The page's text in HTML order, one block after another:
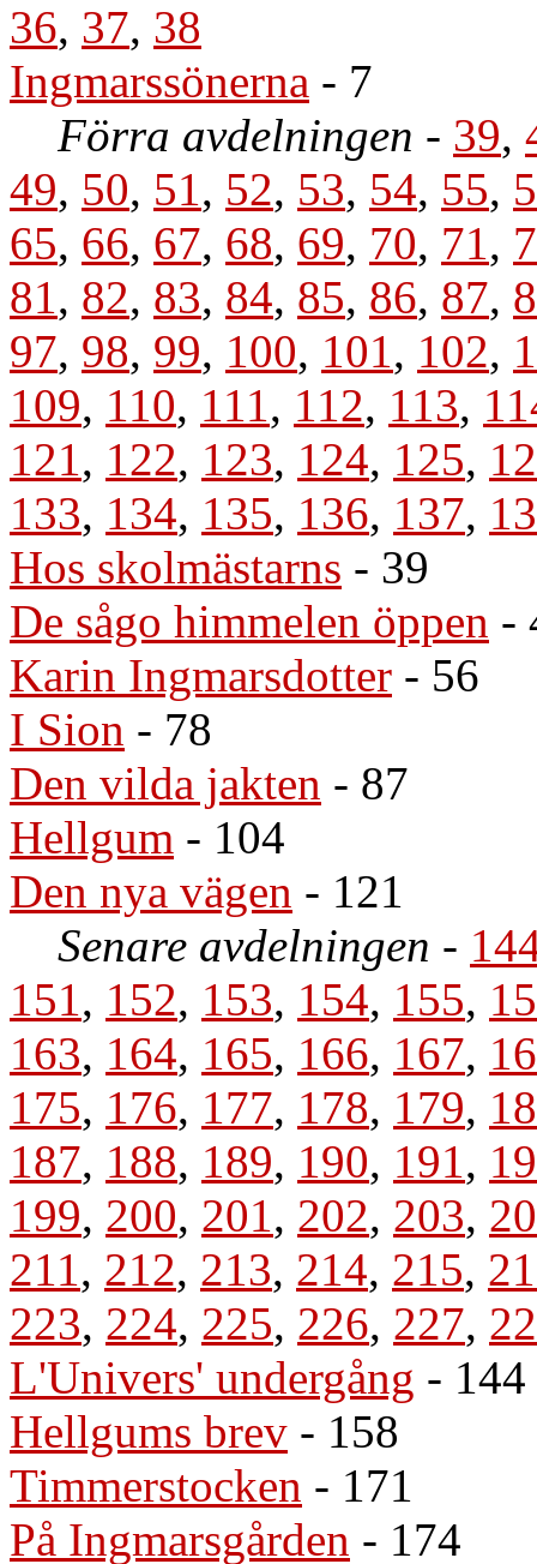
36, 37, 38
Ingmarssönerna - 7
Förra avdelningen - 39,
49, 50, 51, 52, 53, 54, 55,
65, 66, 67, 68, 69, 70, 71,
81, 82, 83, 84, 85, 86, 87,
97, 98, 99, 100, 101, 102,
109, 110, 111, 112, 113,
121, 122, 123, 124, 125,
133, 134, 135, 136, 137,
Hos skolmästarns - 39
De sågo himmelen öppen -
Karin Ingmarsdotter - 56
I Sion - 78
Den vilda jakten - 87
Hellgum - 104
Den nya vägen - 121
Senare avdelningen -
151, 152, 153, 154, 155,
163, 164, 165, 166, 167,
175, 176, 177, 178, 179,
187, 188, 189, 190, 191,
199, 200, 201, 202, 203,
211, 212, 213, 214, 215,
223, 224, 225, 226, 227,
L'Univers' undergång - 144
Hellgums brev - 158
Timmerstocken - 171
På Ingmarsgården - 174